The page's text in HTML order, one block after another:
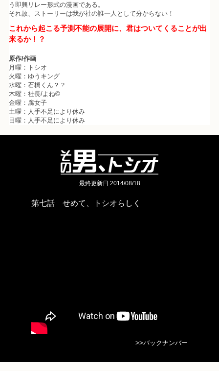
う即興リレー形式の漫画である。
それ故、ストーリーは我が社の誰一人として分からない！
これから起こる予測不能の展開に、君はついてくることが出
来るか！？
原作/作画
月曜：トシオ
火曜：ゆうキング
水曜：石橋くん？？
木曜：社長/よね©
金曜：腐女子
土曜：人手不足により休み
日曜：人手不足により休み
最終更新日 2014/08/18
第七話 せめて、トシオらしく
>>バックナンバー